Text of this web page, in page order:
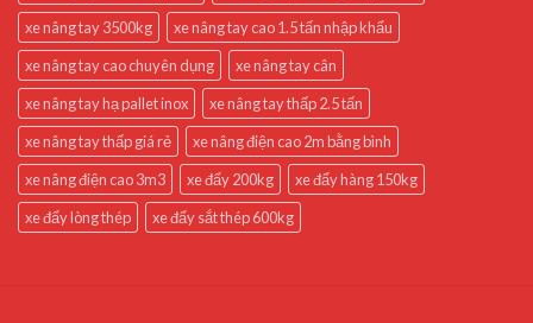
xe nâng tay 3500kg
xe nâng tay cao 1.5 tấn nhập khẩu
xe nâng tay cao chuyên dụng
xe nâng tay cân
xe nâng tay hạ pallet inox
xe nâng tay thấp 2.5 tấn
xe nâng tay thấp giá rẻ
xe nâng điện cao 2m bằng bình
xe nâng điện cao 3m3
xe đẩy 200kg
xe đẩy hàng 150kg
xe đẩy lòng thép
xe đẩy sắt thép 600kg